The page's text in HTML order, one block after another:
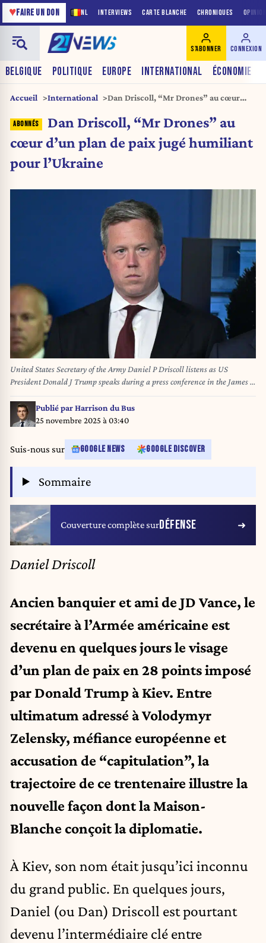
NL INTERVIEWS CARTE BLANCHE CHRONIQUES
♥FAIRE UN DON
BELGIQUE POLITIQUE EUROPE INTERNATIONAL ÉCONOMIE
S'ABONNER CONNEXION
Accueil International
Dan Driscoll, “Mr Drones” au cœur
l’Ukraine
Dan Driscoll, “Mr Drones” au
cœur d’un plan de paix jugé humiliant
pour l’Ukraine
United States Secretary of the Army Daniel P Driscoll listens as US
President Donald J Trump speaks during a press conference in the James S
Brady Press Briefing Room of the White House in Washington, DC, USA,
on Monday, August 11, 2025. Credit: Ron Sachs / CNP
Publié parHarrison du Bus
25 novembre 2025 à 03:40
Suis-nous sur GOOGLE NEWS GOOGLE DISCOVER
Sommaire
Couverture complète surDÉFENSE
Daniel Driscoll
Ancien banquier et ami de JD Vance, le
secrétaire à l’Armée américaine est
devenu en quelques jours le visage
d’un plan de paix en 28 points imposé
par Donald Trump à Kiev. Entre
ultimatum adressé à Volodymyr
Zelensky, méfiance européenne et
accusation de “capitulation”, la
trajectoire de ce trentenaire illustre la
nouvelle façon dont la Maison-
Blanche conçoit la diplomatie.
À Kiev, son nom était jusqu’ici inconnu
du grand public. En quelques jours,
Daniel (ou Dan) Driscoll est pourtant
devenu l’intermédiaire clé entre